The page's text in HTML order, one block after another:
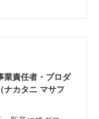
業責任者・プロダ
ナカタニ マサフ